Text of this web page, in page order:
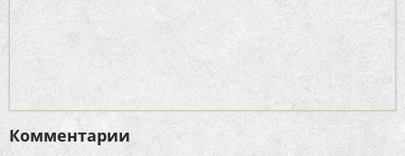
Комментарии